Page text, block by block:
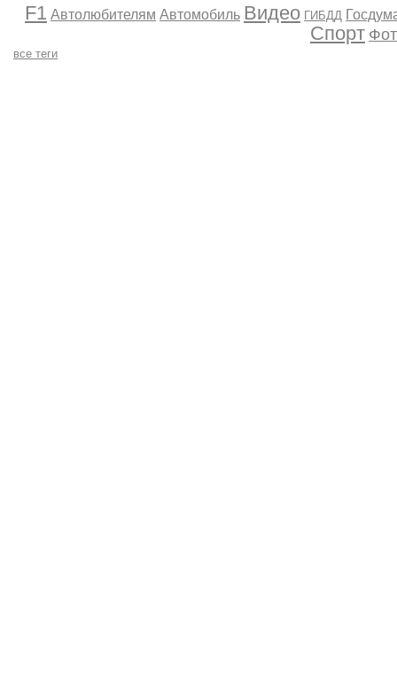
F1 Автолюбителям Автомобиль Видео ГИБДД
Спорт
все теги